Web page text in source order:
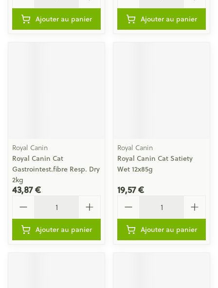
Ajouter au panier Ajouter au panier
Royal Canin
Royal Canin Cat
Gastrointest.fibre Resp. Dry
2kg
43,87 €
Ajouter au panier
Royal Canin
Royal Canin Cat Satiety
Wet 12x85g
19,57 €
Ajouter au panier